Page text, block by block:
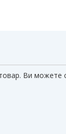
Ви можете